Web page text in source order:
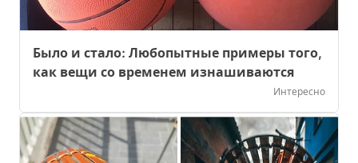
Было и стало: Любопытные примеры того,
как вещи со временем изнашиваются
Интересно